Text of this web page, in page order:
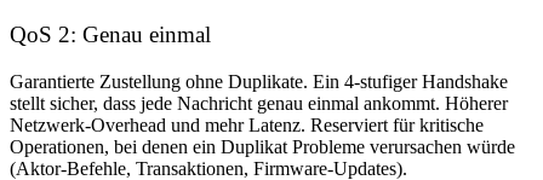
QoS 2: Genau einmal
Garantierte Zustellung ohne Duplikate. Ein 4-stufiger Handshake
stellt sicher, dass jede Nachricht genau einmal ankommt. Höherer
Netzwerk-Overhead und mehr Latenz. Reserviert für kritische
Operationen, bei denen ein Duplikat Probleme verursachen würde
(Aktor-Befehle, Transaktionen, Firmware-Updates).